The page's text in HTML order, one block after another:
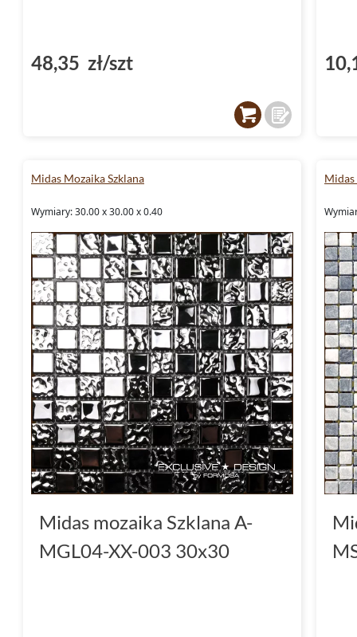
48,35 zł/szt
Midas Mozaika Szklana
Wymiary: 30.00 x 30.00 x 0.40
Midas mozaika Szklana A-
MGL04-XX-003 30x30